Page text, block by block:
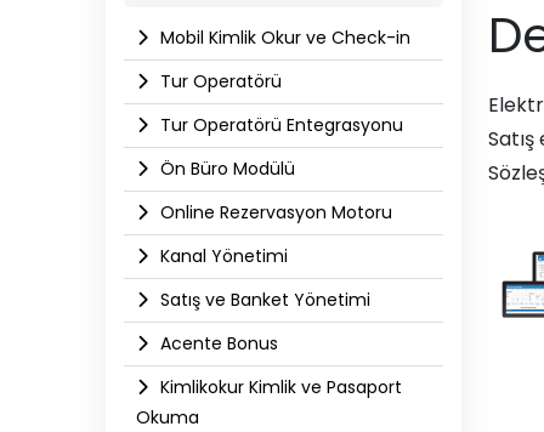
Mobil Kimlik Okur ve Check-in
Tur Operatörü
Tur Operatörü Entegrasyonu
Ön Büro Modülü
Online Rezervasyon Motoru
Kanal Yönetimi
Satış ve Banket Yönetimi
Acente Bonus
Kimlikokur Kimlik ve Pasaport
Okuma